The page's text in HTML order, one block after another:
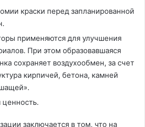
краски перед запланированной
применяются для улучшения
При этом образовавшаяся
сохраняет воздухообмен, за счет
кирпичей, бетона, камней
ценность.
заключается в том, что на